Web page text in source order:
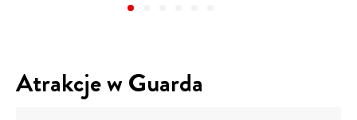
Atrakcje w Guarda